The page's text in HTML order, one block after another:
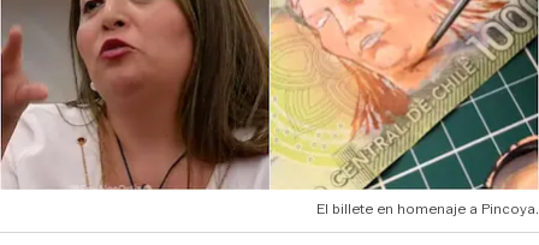
El billete en homenaje a Pincoya.